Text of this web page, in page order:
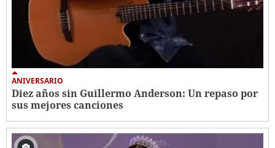
ANIVERSARIO
Diez años sin Guillermo Anderson: Un repaso por
sus mejores canciones